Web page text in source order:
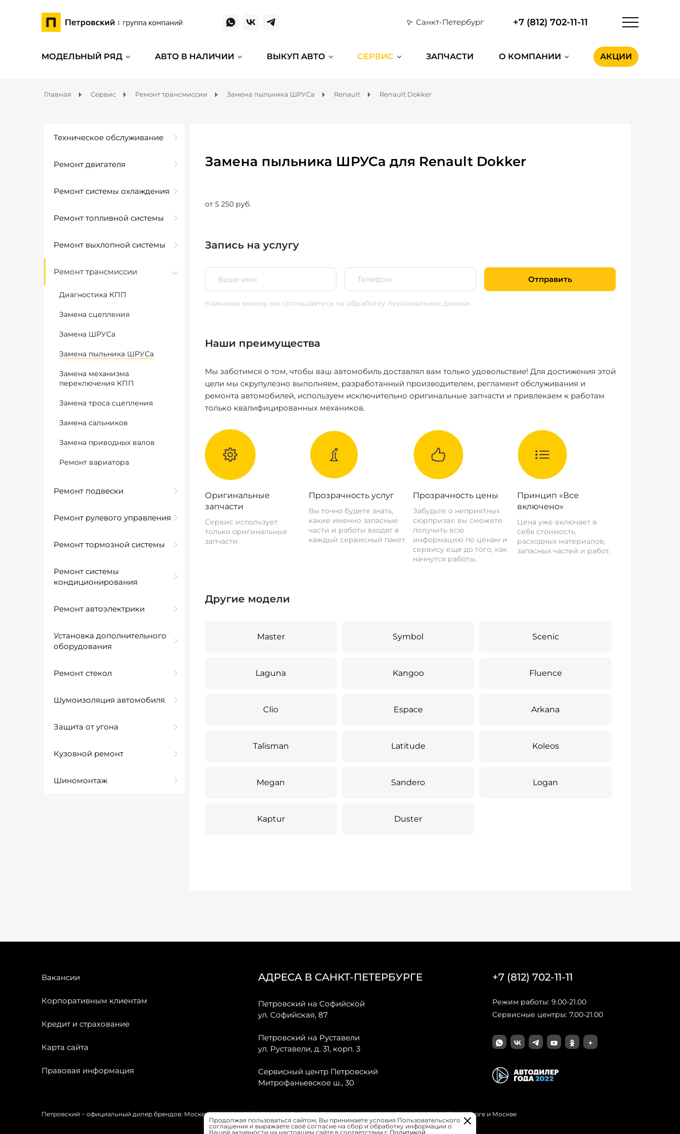
Санкт-Петербург +7 (812) 702-11-11
МОДЕЛЬНЫЙ РЯД АВТО В НАЛИЧИИ ВЫКУП АВТО СЕРВИС ЗАПЧАСТИ О КОМПАНИИ АКЦИИ
Главная Сервис Ремонт трансмиссии Замена пыльника ШРУСа Renault Renault Dokker
Техническое обслуживание
Ремонт двигателя
Ремонт системы охлаждения
Ремонт топливной системы
Ремонт выхлопной системы
Ремонт трансмиссии
Диагностика КПП
Замена сцепления
Замена ШРУСа
Замена пыльника ШРУСа
Замена механизма
переключения КПП
Замена троса сцепления
Замена сальников
Замена приводных валов
Ремонт вариатора
Ремонт подвески
Ремонт рулевого управления
Ремонт тормозной системы
Ремонт системы
кондиционирования
Ремонт автоэлектрики
Установка дополнительного
оборудования
Ремонт стекол
Шумоизоляция автомобиля
Защита от угона
Кузовной ремонт
Шиномонтаж
Замена пыльника ШРУСа для Renault Dokker
от 5 250 руб.
Запись на услугу
Отправить
Нажимая кнопку вы соглашаетесь на обработку персональных данных
Наши преимущества
Мы заботимся о том, чтобы ваш автомобиль доставлял вам только удовольствие! Для достижения этой
цели мы скрупулезно выполняем, разработанный производителем, регламент обслуживания и
ремонта автомобилей, используем исключительно оригинальные запчасти и привлекаем к работам
только квалифицированных механиков.
Оригинальные
запчасти
Сервис использует
только оригинальные
запчасти
Прозрачность услуг
Вы точно будете знать,
какие именно запасные
части и работы входят в
каждый сервисный пакет.
Прозрачность цены
Забудьте о неприятных
сюрпризах: вы сможете
получить всю
информацию по ценам и
сервису еще до того, как
начнутся работы.
Принцип «Все
включено»
Цена уже включает в
себя стоимость
расходных материалов,
запасных частей и работ.
Другие модели
Master Symbol Scenic
Laguna Kangoo Fluence
Clio Espace Arkana
Talisman Latitude Koleos
Megan Sandero Logan
Kaptur Duster
Вакансии
Корпоративным клиентам
Кредит и страхование
Карта сайта
Правовая информация
АДРЕСА В САНКТ-ПЕТЕРБУРГЕ
Петровский на Софийской
ул. Софийская, 87
Петровский на Руставели
ул. Руставели, д. 31, корп. 3
Сервисный центр Петровский
Митрофаньевское ш., 30
+7 (812) 702-11-11
Режим работы: 9.00-21.00
Сервисные центры: 7.00-21.00
Петровский − официальный дилер брендов: Москвич, OMODA, JAECOO, GAC, Forthing, Citroёn, Peugeot, Opel и Renault в Санкт-Петербурге и Москве
Продолжая пользоваться сайтом, Вы принимаете условия Пользовательского
соглашения и выражаете своё согласие на сбор и обработку информации о
Вашей активности на настоящем сайте в соответствии с Политикой